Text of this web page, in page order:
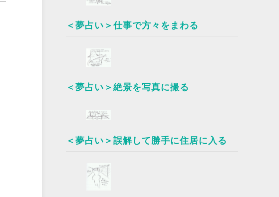
＜夢占い＞仕事で方々をまわる
＜夢占い＞絶景を写真に撮る
＜夢占い＞誤解して勝手に住居に入る